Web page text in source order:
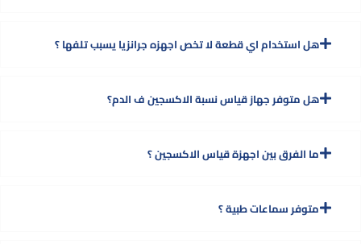
هل استخدام اي قطعة لا تخص اجهزه جرانزيا يسبب تلفها ؟
هل متوفر جهاز قياس نسبة الاكسجين ف الدم؟
ما الفرق بين اجهزة قياس الاكسجين ؟
متوفر سماعات طبية ؟